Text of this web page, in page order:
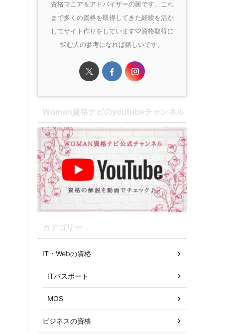
資格マニア＆アドバイザーの茜です。これ
まで多くの資格を取得してきた経験を活か
してサイト作りをしています♡資格取得に
悩む人の参考になれば嬉しいです。
Woman資格ナビのyoutubeチャンネル
カテゴリー
IT・Webの資格
ITパスポート
MOS
ビジネスの資格